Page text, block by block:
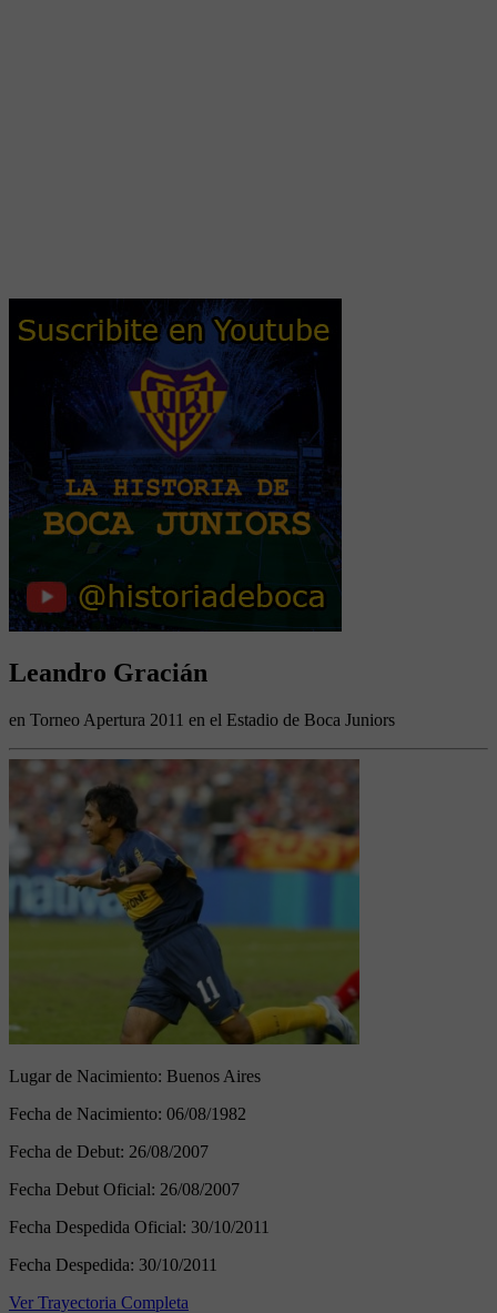
Leandro Gracián
en Torneo Apertura 2011 en el Estadio de Boca Juniors
Lugar de Nacimiento: Buenos Aires
Fecha de Nacimiento: 06/08/1982
Fecha de Debut: 26/08/2007
Fecha Debut Oficial: 26/08/2007
Fecha Despedida Oficial: 30/10/2011
Fecha Despedida: 30/10/2011
Ver Trayectoria Completa